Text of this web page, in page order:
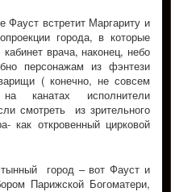
Фауст встретит Маргариту и
города, в которые
врача, наконец, небо
персонажам из фэнтези
( конечно, не совсем
канатах исполнители
смотреть из зрительного
как откровенный цирковой
город – вот Фауст и
Парижской Богоматери,